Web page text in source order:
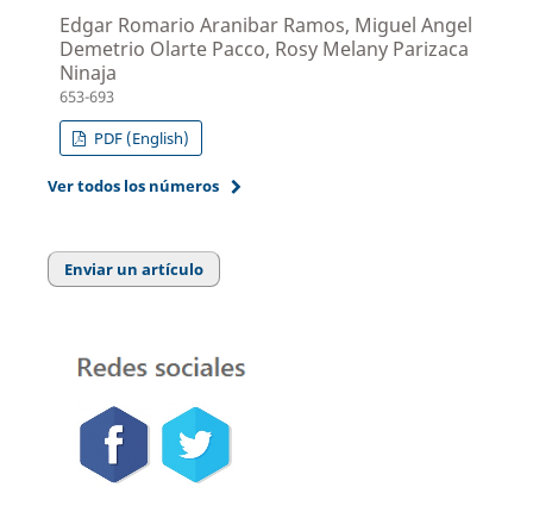
Edgar Romario Aranibar Ramos, Miguel Angel
Demetrio Olarte Pacco, Rosy Melany Parizaca
Ninaja
653-693
PDF (English)
Ver todos los números
Enviar un artículo